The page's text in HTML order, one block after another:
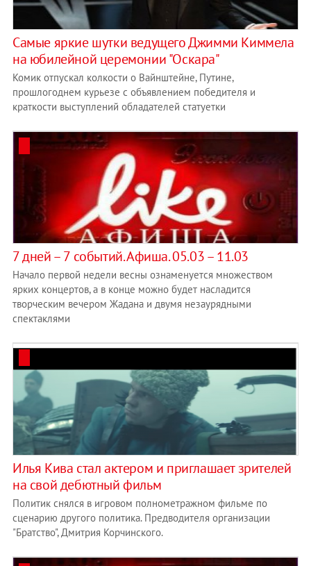
Самые яркие шутки ведущего Джимми Киммела
на юбилейной церемонии "Оскара"
Комик отпускал колкости о Вайнштейне, Путине,
прошлогоднем курьезе с объявлением победителя и
краткости выступлений обладателей статуетки
7 дней – 7 событий. Афиша. 05.03 – 11.03
Начало первой недели весны ознаменуется множеством
ярких концертов, а в конце можно будет насладится
творческим вечером Жадана и двумя незаурядными
спектаклями
Илья Кива стал актером и приглашает зрителей
на свой дебютный фильм
Политик снялся в игровом полнометражном фильме по
сценарию другого политика. Предводителя организации
"Братство", Дмитрия Корчинского.